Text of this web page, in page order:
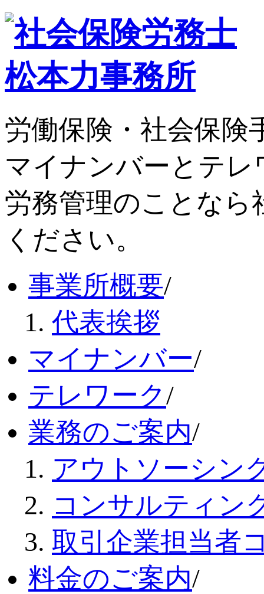
労働保険・社会保険
マイナンバーとテ
労務管理のことなら
ください。
事業所概要/
代表挨拶
マイナンバー/
テレワーク/
業務のご案内/
アウトソーシン
コンサルティン
取引企業担当者
料金のご案内/